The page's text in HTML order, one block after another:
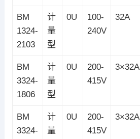
BM
1324-
2103
计
量
型
0U
100-
240V
32A
BM
3324-
1806
计
量
型
0U
200-
415V
3×32A
BM
3324-
计
量
0U
200-
415V
3×32A